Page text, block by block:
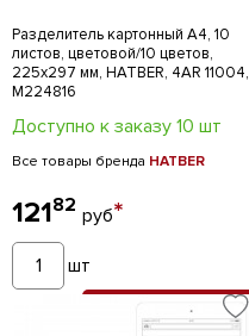
Разделитель картонный А4, 10
листов, цветовой/10 цветов,
225х297 мм, HATBER, 4AR 11004,
М224816
Доступно к заказу 10 шт
Все товары бренда HATBER
12182 руб*
шт
В КОРЗИНУ